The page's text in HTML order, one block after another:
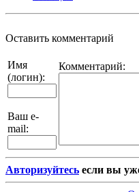
Оставить комментарий
Имя
(логин):
Ваш e-
mail:
Комментарий:
Авторизуйтесь если вы